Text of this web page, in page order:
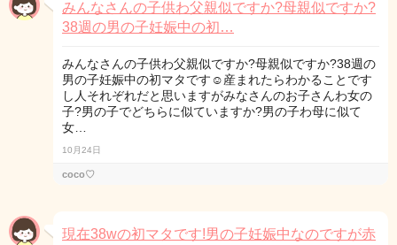
みんなさんの子供わ父親似ですか?母親似ですか?
38週の男の子妊娠中の初…
みんなさんの子供わ父親似ですか?母親似ですか?38週の
男の子妊娠中の初マタです☺産まれたらわかることです
し人それぞれだと思いますがみなさんのお子さんわ女の
子?男の子でどちらに似ていますか?男の子わ母に似て
女…
10月24日
coco♡
現在38wの初マタです!男の子妊娠中なのですが赤